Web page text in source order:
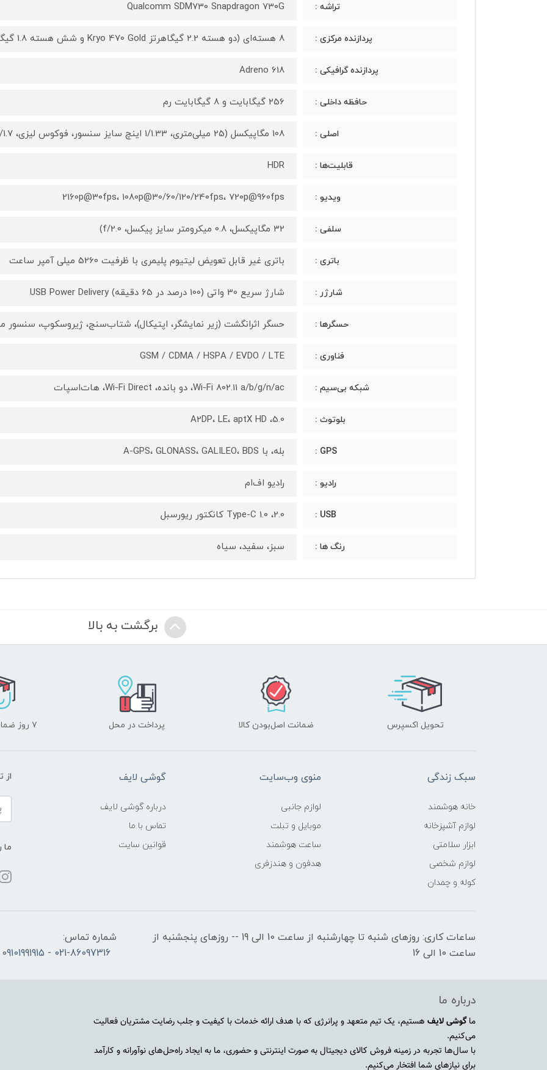
تراشه : Qualcomm SDM730 Snapdragon 730G
پردازنده مرکزی : 8 هسته‌ای (دو هسته 2.2 گیگاهرتز Kryo 470 Gold و شش هسته 1.8 گیگاهرتز Kryo 470 Silver)
پردازنده گرافیکی : Adreno 618
حافظه داخلی : 256 گیگابایت و 8 گیگابایت رم
اصلی : 108 مگاپیکسل (25 میلی‌متری، 1/1.33 اینچ سایز سنسور، فوکوس لیزی، OIS، f/1.7) و 5 مگاپیکسل (تله‌فوتو،
قابلیت‌ها : HDR
ویدیو : 2160p@30fps، 1080p@30/60/120/240fps، 720p@960fps
سلفی : 32 مگاپیکسل، 0.8 میکرومتر سایز پیکسل، f/2.0)
باتری : باتری غیر قابل تعویض لیتیوم پلیمری با ظرفیت 5260 میلی آمپر ساعت
شارژر : شارژ سریع 30 واتی (100 درصد در 65 دقیقه) USB Power Delivery
حسگرها : حسگر اثرانگشت (زیر نمایشگر، اپتیکال)، شتاب‌سنج، ژیروسکوپ، سنسور
فناوری : GSM / CDMA / HSPA / EVDO / LTE
شبکه بی‌سیم : Wi-Fi 802.11 a/b/g/n/ac، دو بانده، Wi-Fi Direct، هات‌اسپات
بلوتوث : 5.0، A2DP، LE، aptX HD
GPS : بله، با A-GPS، GLONASS، GALILEO، BDS
رادیو : رادیو اف‌ام
USB : 2.0، Type-C 1.0 کانکتور ریورسبل
رنگ‌ ها : سبز، سفید، سیاه
برگشت به بالا
تحویل اکسپرس ضمانت اصل‌بودن کالا پرداخت در محل ۷ روز ضمانت بازگشت
سبک زندگی
خانه هوشمند
لوازم آشپزخانه
ابزار سلامتی
لوازم شخصی
کوله و چمدان
منوی وب‌سایت
لوازم جانبی
موبایل و تبلت
ساعت هوشمند
هدفون و هندزفری
گوشی لایف
درباره گوشی لایف
تماس با ما
قوانین سایت
از
ما
ساعات کاری: روزهای شنبه تا چهارشنبه از ساعت 10 الی 19 -- روزهای پنجشنبه از
ساعت 10 الی 16
شماره تماس:
021-86097316 - 09101991915
درباره ما
ماگوشی لایف هستیم، یک تیم متعهد و پرانرژی که با هدف ارائه خدمات با کیفیت و جلب رضایت مشتریان فعالیت
می‌کنیم.
با سال‌ها تجربه در زمینه فروش کالای دیجیتال به صورت اینترنتی و حضوری، ما به ایجاد راه‌حل‌های نوآورانه و کارآمد
برای نیازهای شما افتخار می‌کنیم.